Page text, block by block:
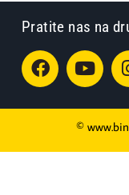
Pratite nas na
©